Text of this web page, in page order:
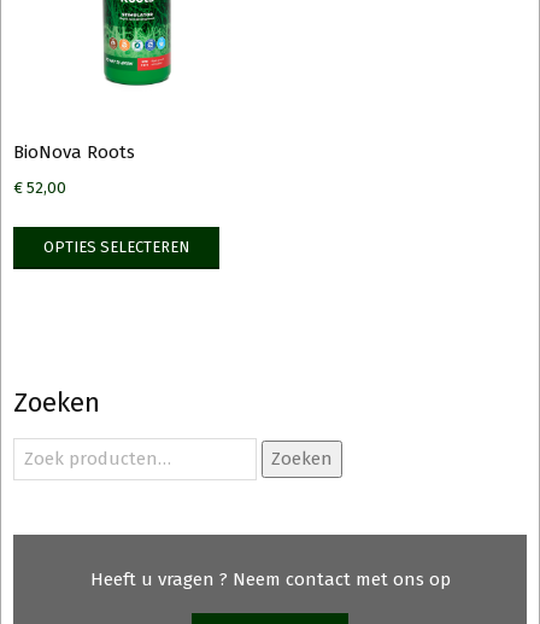
BioNova Roots
€ 52,00
OPTIES SELECTEREN
Dit
kan
gekozen
productpagina
Zoeken
Zoeken
naar:
Zoeken
Heeft u vragen ? Neem contact met ons op